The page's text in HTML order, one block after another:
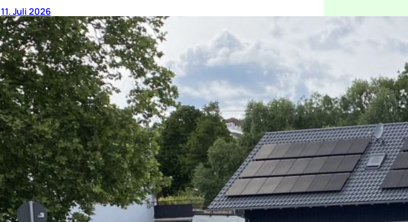
11. Juli 2026
Wir möchten wichtige Fusswege verbessern. Daher wurde mit
der Stadtverwaltung eine Begehung durchgeführt, hierfür
haben wir als Schwerpunkt die Gönningerstrasse /Sandstrasse
ausgewählt. Unsere Forderungen:
weiter lesen…